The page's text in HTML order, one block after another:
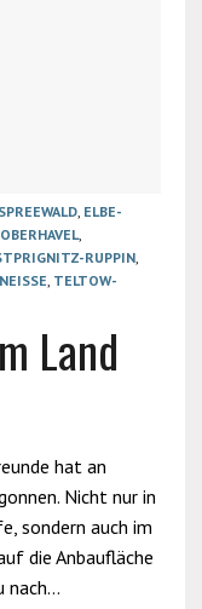
, ELBE-
OBERHAVEL,
RUPPIN,
, TELTOW-
Land
hat an
Nicht nur in
sondern auch im
die Anbaufläche
nach…